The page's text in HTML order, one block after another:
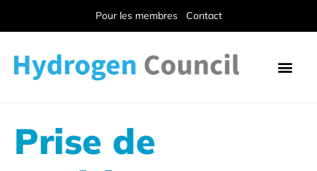
Pour les membres Contact
Prise de